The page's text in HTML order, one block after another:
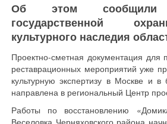
Об этом
государственной
культурного наследия
Проектно-сметная документация для
реставрационных мероприятий уже
культурную экспертизу в Москве и
направлена в региональный Центр
Работы по восстановлению